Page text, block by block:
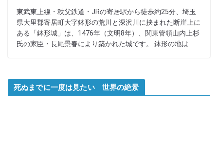
東武東上線・秩父鉄道・JRの寄居駅から徒歩約25分、埼玉
県大里郡寄居町大字鉢形の荒川と深沢川に挟まれた断崖上に
ある「鉢形城」は、1476年（文明8年）、関東管領山内上杉
氏の家臣・長尾景春により築かれた城です。 鉢形の地は
死ぬまでに一度は見たい 世界の絶景